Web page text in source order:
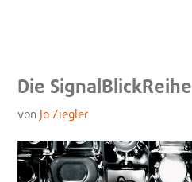
Die SignalBlickReihe
von Jo Ziegler